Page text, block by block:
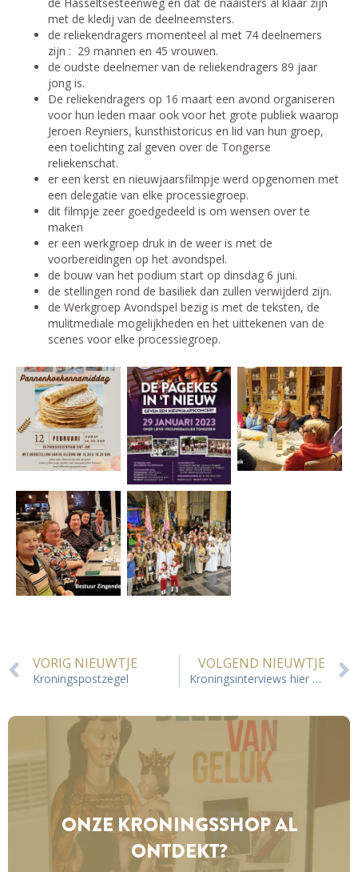
met de kledij van de deelneemsters.
de reliekendragers momenteel al met 74 deelnemers
zijn : 29 mannen en 45 vrouwen.
de oudste deelnemer van de reliekendragers 89 jaar
jong is.
De reliekendragers op 16 maart een avond organiseren
voor hun leden maar ook voor het grote publiek waarop
Jeroen Reyniers, kunsthistoricus en lid van hun groep,
een toelichting zal geven over de Tongerse
reliekenschat.
er een kerst en nieuwjaarsfilmpje werd opgenomen met
een delegatie van elke processiegroep.
dit filmpje zeer goedgedeeld is om wensen over te
maken
er een werkgroep druk in de weer is met de
voorbereidingen op het avondspel.
de bouw van het podium start op dinsdag 6 juni.
de stellingen rond de basiliek dan zullen verwijderd zijn.
de Werkgroep Avondspel bezig is met de teksten, de
mulitmediale mogelijkheden en het uittekenen van de
scenes voor elke processiegroep.
VORIG NIEUWTJE
Kroningspostzegel
VOLGEND NIEUWTJE
Kroningsinterviews hier en op Radio BOO
ONZE KRONINGS­SHOP AL
ONTDEKT?